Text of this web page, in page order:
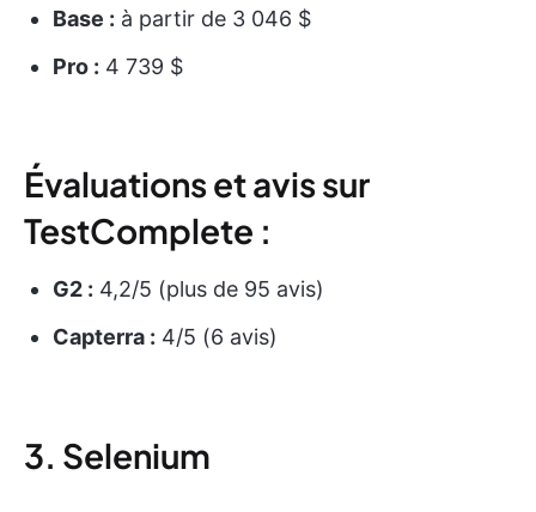
Base : à partir de 3 046 $
Pro : 4 739 $
Évaluations et avis sur
TestComplete :
G2 : 4,2/5 (plus de 95 avis)
Capterra : 4/5 (6 avis)
3. Selenium